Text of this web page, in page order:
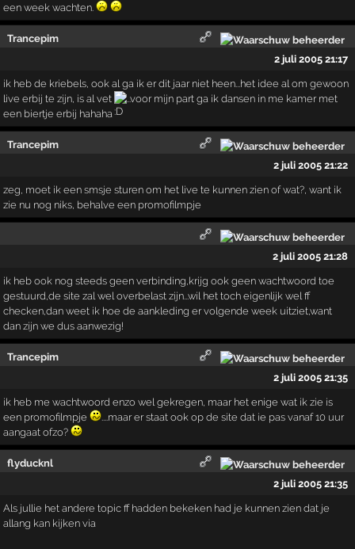
een week wachten.
Trancepim
2 juli 2005 21:17
ik heb de kriebels, ook al ga ik er dit jaar niet heen...het idee al om gewoon
live erbij te zijn, is al vet
...voor mijn part ga ik dansen in me kamer met
een biertje erbij hahaha
Trancepim
2 juli 2005 21:22
zeg, moet ik een smsje sturen om het live te kunnen zien of wat?, want ik
zie nu nog niks, behalve een promofilmpje
2 juli 2005 21:28
ik heb ook nog steeds geen verbinding,krijg ook geen wachtwoord toe
gestuurd,de site zal wel overbelast zijn...wil het toch eigenlijk wel ff
checken,dan weet ik hoe de aankleding er volgende week uitziet,want
dan zijn we dus aanwezig!
Trancepim
2 juli 2005 21:35
ik heb me wachtwoord enzo wel gekregen, maar het enige wat ik zie is
een promofilmpje
....maar er staat ook op de site dat ie pas vanaf 10 uur
aangaat ofzo?
flyducknl
2 juli 2005 21:35
Als jullie het andere topic ff hadden bekeken had je kunnen zien dat je
allang kan kijken via